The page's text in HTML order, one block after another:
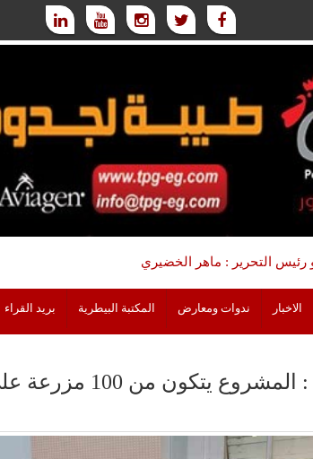
التحرير : ماهر الخضيري
الاخبار ندوات ومعارض المكتبة البيطرية بريد القراء